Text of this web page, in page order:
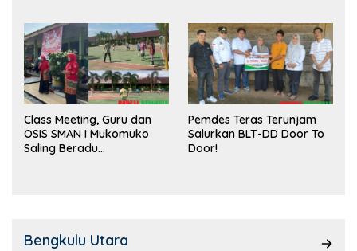
Class Meeting, Guru dan
OSIS SMAN I Mukomuko
Saling Beradu
Pemdes Teras Terunjam
Salurkan BLT-DD Door To
Door!
Bengkulu Utara